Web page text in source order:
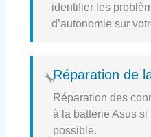
identifier les
d’autonomie sur
Réparation de
Réparation des
à la batterie Asus
possible.